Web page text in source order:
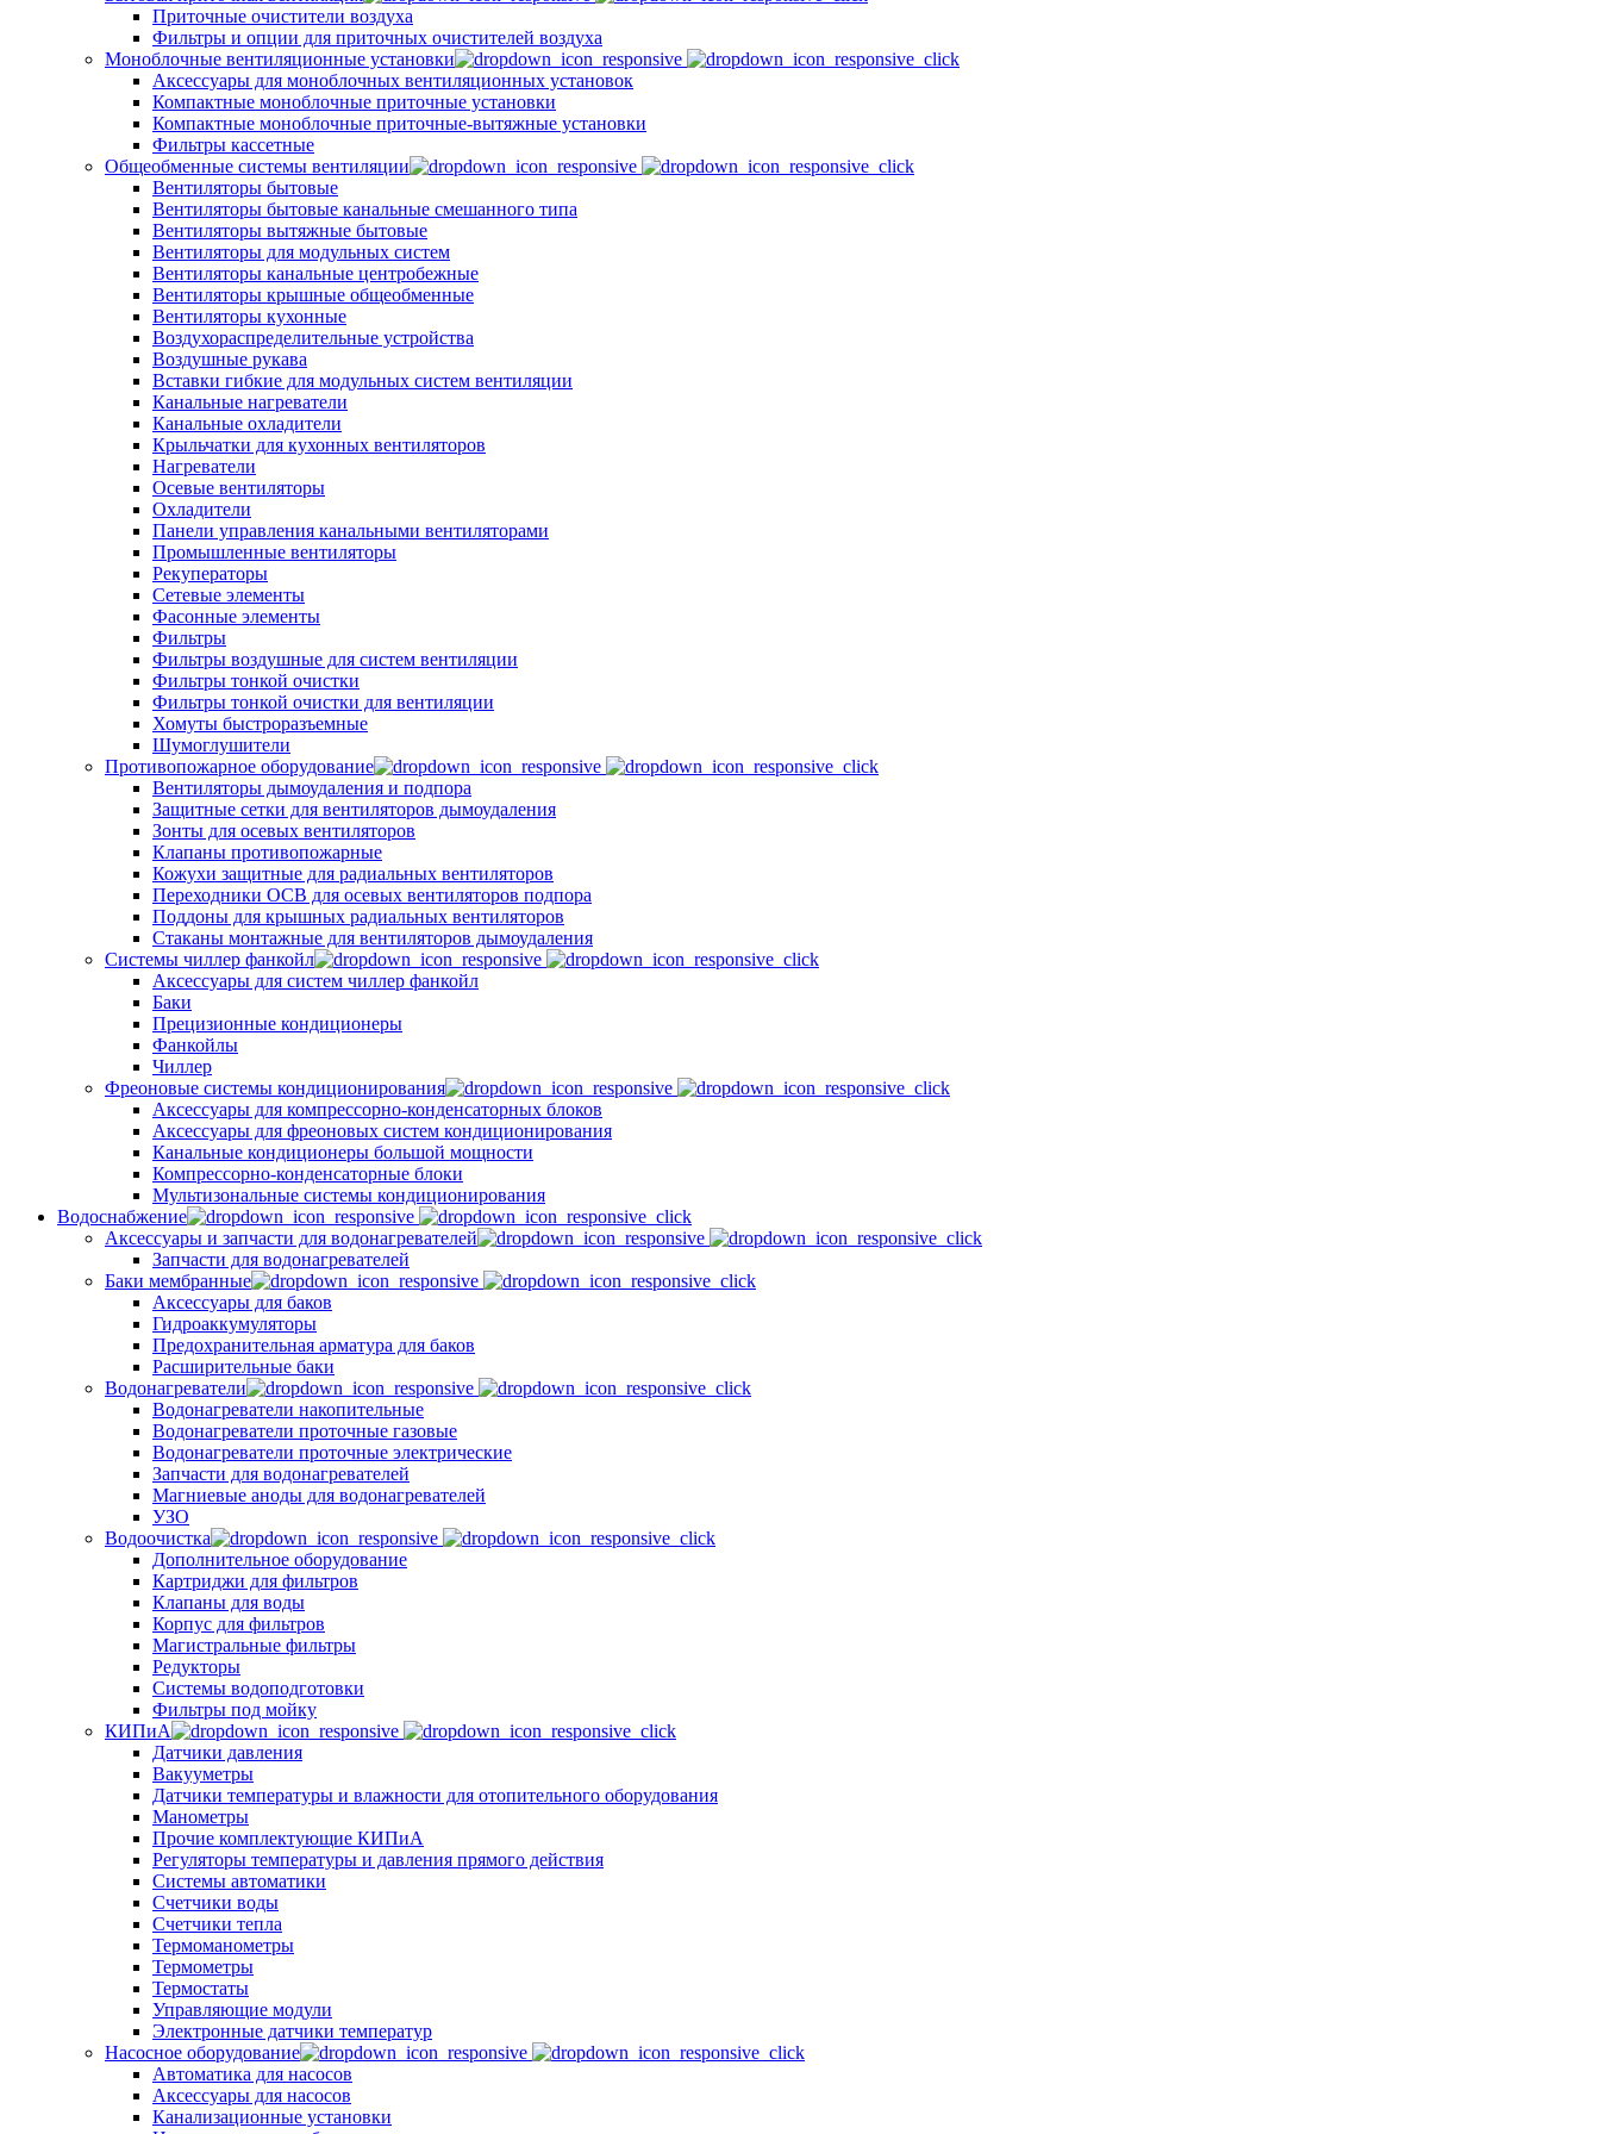
Приточные очистители воздуха
Фильтры и опции для приточных очистителей воздуха
Моноблочные вентиляционные установки
Аксессуары для моноблочных вентиляционных установок
Компактные моноблочные приточные установки
Компактные моноблочные приточные-вытяжные установки
Фильтры кассетные
Общеобменные системы вентиляции
Вентиляторы бытовые
Вентиляторы бытовые канальные смешанного типа
Вентиляторы вытяжные бытовые
Вентиляторы для модульных систем
Вентиляторы канальные центробежные
Вентиляторы крышные общеобменные
Вентиляторы кухонные
Воздухораспределительные устройства
Воздушные рукава
Вставки гибкие для модульных систем вентиляции
Канальные нагреватели
Канальные охладители
Крыльчатки для кухонных вентиляторов
Нагреватели
Осевые вентиляторы
Охладители
Панели управления канальными вентиляторами
Промышленные вентиляторы
Рекуператоры
Сетевые элементы
Фасонные элементы
Фильтры
Фильтры воздушные для систем вентиляции
Фильтры тонкой очистки
Фильтры тонкой очистки для вентиляции
Хомуты быстроразъемные
Шумоглушители
Противопожарное оборудование
Вентиляторы дымоудаления и подпора
Защитные сетки для вентиляторов дымоудаления
Зонты для осевых вентиляторов
Клапаны противопожарные
Кожухи защитные для радиальных вентиляторов
Переходники ОСВ для осевых вентиляторов подпора
Поддоны для крышных радиальных вентиляторов
Стаканы монтажные для вентиляторов дымоудаления
Системы чиллер фанкойл
Аксессуары для систем чиллер фанкойл
Баки
Прецизионные кондиционеры
Фанкойлы
Чиллер
Фреоновые системы кондиционирования
Аксессуары для компрессорно-конденсаторных блоков
Аксессуары для фреоновых систем кондиционирования
Канальные кондиционеры большой мощности
Компрессорно-конденсаторные блоки
Мультизональные системы кондиционирования
Водоснабжение
Аксессуары и запчасти для водонагревателей
Запчасти для водонагревателей
Баки мембранные
Аксессуары для баков
Гидроаккумуляторы
Предохранительная арматура для баков
Расширительные баки
Водонагреватели
Водонагреватели накопительные
Водонагреватели проточные газовые
Водонагреватели проточные электрические
Запчасти для водонагревателей
Магниевые аноды для водонагревателей
УЗО
Водоочистка
Дополнительное оборудование
Картриджи для фильтров
Клапаны для воды
Корпус для фильтров
Магистральные фильтры
Редукторы
Системы водоподготовки
Фильтры под мойку
КИПиА
Датчики давления
Вакууметры
Датчики температуры и влажности для отопительного оборудования
Манометры
Прочие комплектующие КИПиА
Регуляторы температуры и давления прямого действия
Системы автоматики
Счетчики воды
Счетчики тепла
Термоманометры
Термометры
Термостаты
Управляющие модули
Электронные датчики температур
Насосное оборудование
Автоматика для насосов
Аксессуары для насосов
Канализационные установки